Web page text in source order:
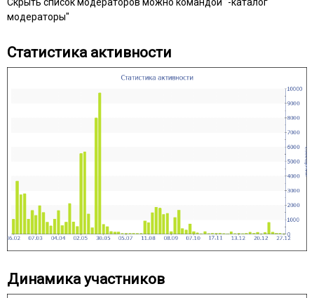
модераторы"
Статистика активности
Динамика участников